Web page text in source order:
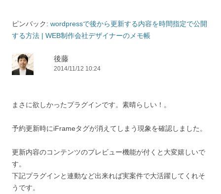
ピンバック: wordpressで後から更新する内容を時間指定で公開
する方法 | WEB制作会社デザイナーのメモ帳
後藤
2014/11/12 10:24
まさに欲しかったプラグインです。素晴らしい！。
予約更新時にiFrameタグが消えてしまう現象を確認しました。
更新内容のコンテンツのプレビュー機能が付くと大変嬉しいで
す。
下記プラグインと連動など出来れば実案件で大活躍してくれそ
うです。